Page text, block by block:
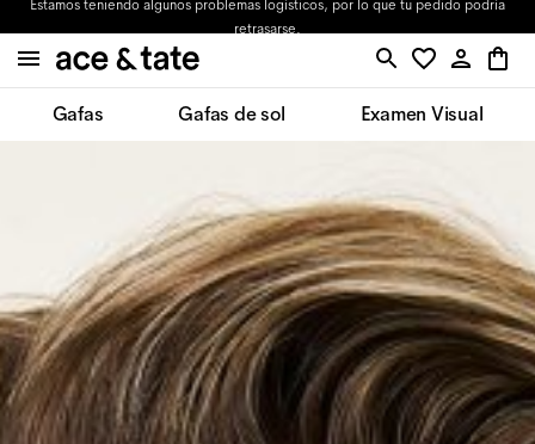
Estamos teniendo algunos problemas logísticos, por lo que tu pedido podría
retrasarse.
Gafas Gafas de sol Examen Visual